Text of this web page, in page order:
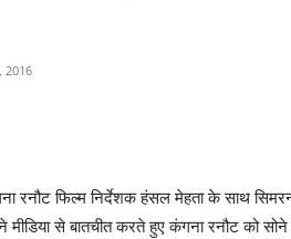
2016
रनौट फिल्म निर्देशक हंसल मेहता के साथ
मीडिया से बातचीत करते हुए कंगना रनौट को सोने